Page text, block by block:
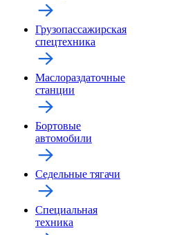
Грузопассажирская
спецтехника
Маслораздаточные
станции
Бортовые
автомобили
Седельные тягачи
Специальная
техника